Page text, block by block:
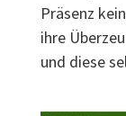
Präsenz
ihre
und diese